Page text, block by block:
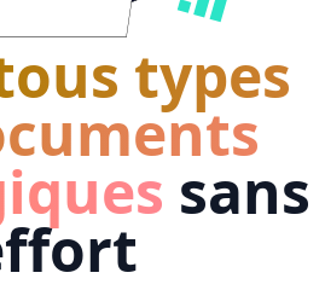
types
sans